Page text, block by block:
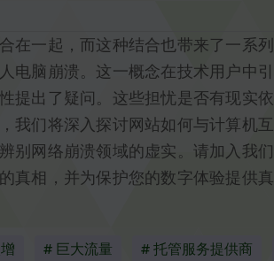
在一起，而这种结合也带来了一系列
电脑崩溃。这一概念在技术用户中引
提出了疑问。这些担忧是否有现实依
我们将深入探讨网站如何与计算机互
别网络崩溃领域的虚实。请加入我们
真相，并为保护您的数字体验提供真
# 巨大流量 # 托管服务提供商